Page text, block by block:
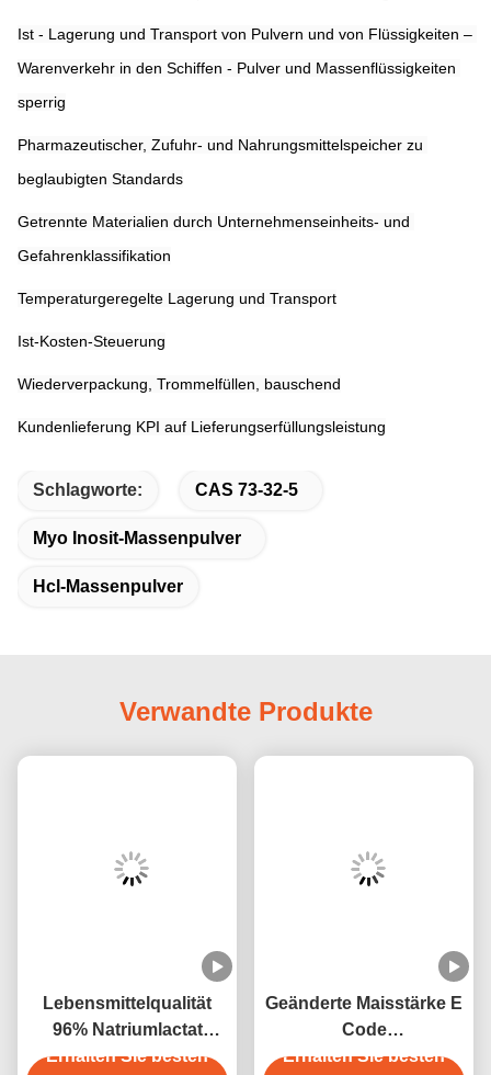
Ist - Lagerung und Transport von Pulvern und von Flüssigkeiten –
Warenverkehr in den Schiffen - Pulver und Massenflüssigkeiten
sperrig
Pharmazeutischer, Zufuhr- und Nahrungsmittelspeicher zu
beglaubigten Standards
Getrennte Materialien durch Unternehmenseinheits- und
Gefahrenklassifikation
Temperaturgeregelte Lagerung und Transport
Ist-Kosten-Steuerung
Wiederverpackung, Trommelfüllen, bauschend
Kundenlieferung KPI auf Lieferungserfüllungsleistung
Schlagworte: CAS 73-32-5
Myo Inosit-Massenpulver
Hcl-Massenpulver
Verwandte Produkte
Lebensmittelqualität
96% Natriumlactat
Pulver
Erhalten Sie besten
Geänderte Maisstärke E
Code
E1412/E1414/E1422/E1442
Erhalten Sie besten